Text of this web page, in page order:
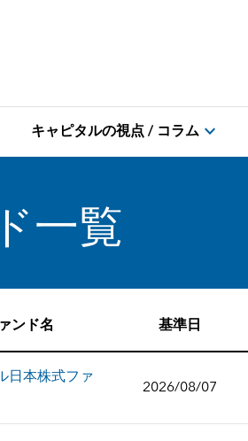
キャピタルの視点 / コラム expand_more
一覧
ンド名 基準日
日本株式ファ
2026/08/07